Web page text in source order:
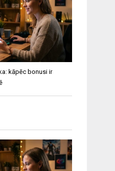
kāpēc bonusi ir